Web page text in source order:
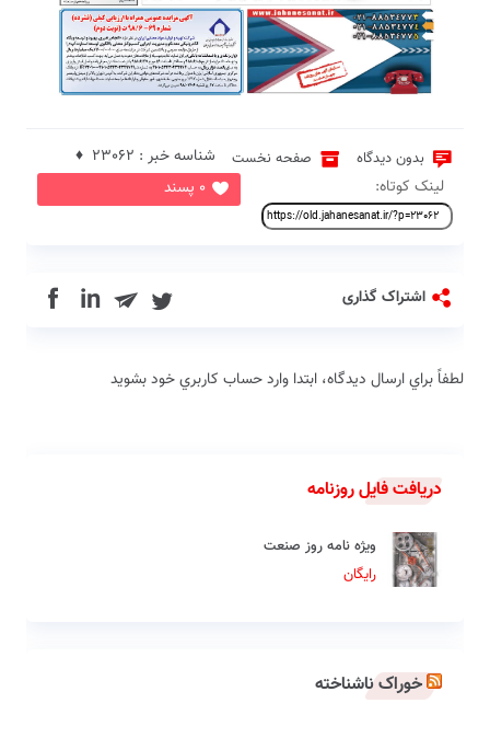
بدون دیدگاه صفحه نخست
0 پسند
شناسه خبر : 23062 ♦
لینک کوتاه:
اشتراک گذاری in
لطفاً براي ارسال دیدگاه، ابتدا وارد حساب كاربري خود بشويد
دریافت فایل روزنامه
ویژه نامه روز صنعت
رایگان
خوراک ناشناخته